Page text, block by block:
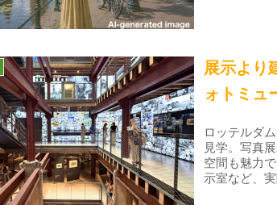
展示より
ォトミュ
ロッテルダ
見学。写真
空間も魅力
示室など、